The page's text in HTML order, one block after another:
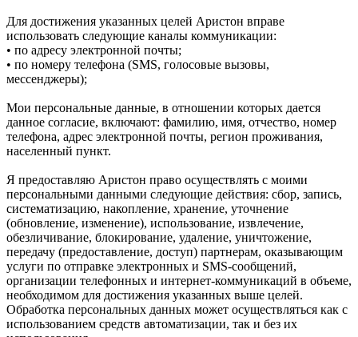
Для достижения указанных целей Аристон вправе
использовать следующие каналы коммуникации:
• по адресу электронной почты;
• по номеру телефона (SMS, голосовые вызовы,
мессенджеры);
Мои персональные данные, в отношении которых дается
данное согласие, включают: фамилию, имя, отчество, номер
телефона, адрес электронной почты, регион проживания,
населенный пункт.
Я предоставляю Аристон право осуществлять с моими
персональными данными следующие действия: сбор, запись,
систематизацию, накопление, хранение, уточнение
(обновление, изменение), использование, извлечение,
обезличивание, блокирование, удаление, уничтожение,
передачу (предоставление, доступ) партнерам, оказывающим
услуги по отправке электронных и SMS‑сообщений,
организации телефонных и интернет‑коммуникаций в объеме,
необходимом для достижения указанных выше целей.
Обработка персональных данных может осуществляться как с
использованием средств автоматизации, так и без их